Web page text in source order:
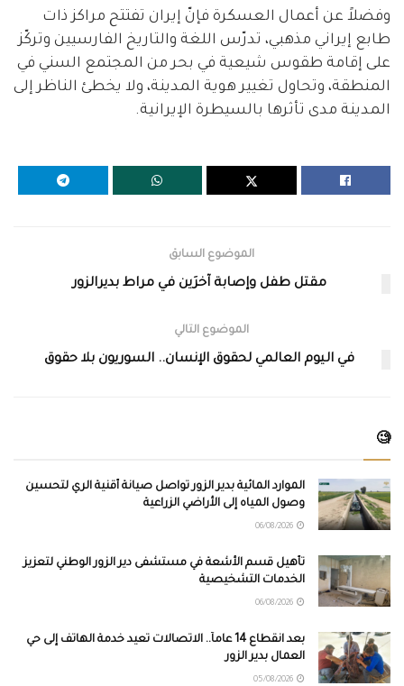
وفضلاً عن أعمال العسكرة فإنّ إيران تفتتح مراكز ذات
طابع إيراني مذهبي، تدرّس اللغة والتاريخ الفارسيين وتركّز
على إقامة طقوس شيعية في بحر من المجتمع السني في
المنطقة، وتحاول تغيير هوية المدينة، ولا يخطئ الناظر إلى
المدينة مدى تأثرها بالسيطرة الإيرانية.
الموضوع السابق
مقتل طفل وإصابة آخرَين في مراط بديرالزور
الموضوع التالي
في اليوم العالمي لحقوق الإنسان.. السوريون بلا حقوق
🧐
الموارد المائية بدير الزور تواصل صيانة أقنية الري لتحسين
وصول المياه إلى الأراضي الزراعية
تأهيل قسم الأشعة في مستشفى دير الزور الوطني لتعزيز
الخدمات التشخيصية
بعد انقطاع 14 عاماً.. الاتصالات تعيد خدمة الهاتف إلى حي
العمال بدير الزور